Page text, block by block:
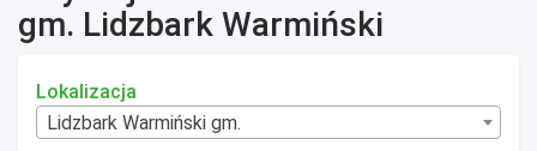
gm. Lidzbark Warmiński
Lokalizacja
Lidzbark Warmiński gm.